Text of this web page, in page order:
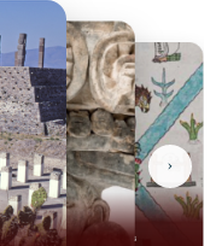
Mexicas
›